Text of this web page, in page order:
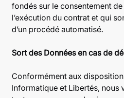
fondés sur le consentement
l’exécution du contrat et qui
d’un procédé automatisé.
Sort des Données en cas de
Conformément aux
Informatique et Libertés, nous